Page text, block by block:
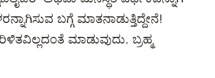
ಬಗ್ಗೆ ಮಾತನಾಡುತ್ತಿದ್ದೇನೆ!
ಮಾಡುವುದು. ಬ್ರಹ್ಮ